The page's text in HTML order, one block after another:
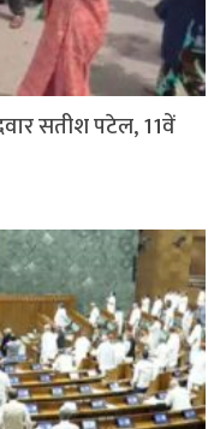
सतीश पटेल, 11वें